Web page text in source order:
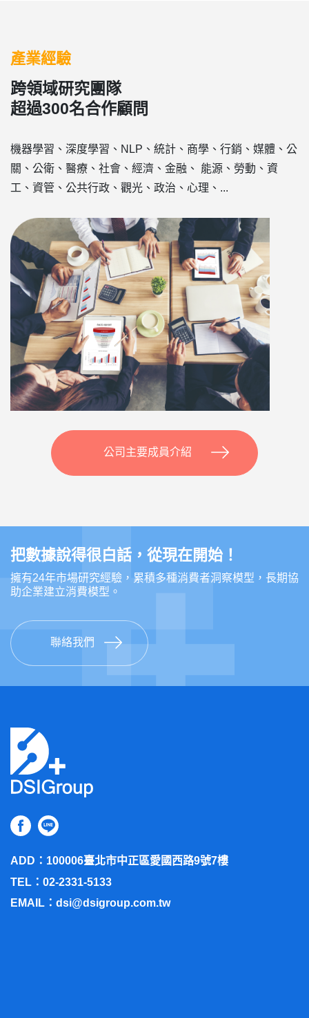
產業經驗
跨領域研究團隊
超過300名合作顧問
機器學習、深度學習、NLP、統計、商學、行銷、媒體、公
關、公衛、醫療、社會、經濟、金融、 能源、勞動、資
工、資管、公共行政、觀光、政治、心理、...
公司主要成員介紹
把數據說得很白話，從現在開始！
擁有24年市場研究經驗，累積多種消費者洞察模型，長期協
助企業建立消費模型。
聯絡我們
ADD：100006臺北市中正區愛國西路9號7樓
TEL：02-2331-5133
EMAIL： dsi@dsigroup.com.tw